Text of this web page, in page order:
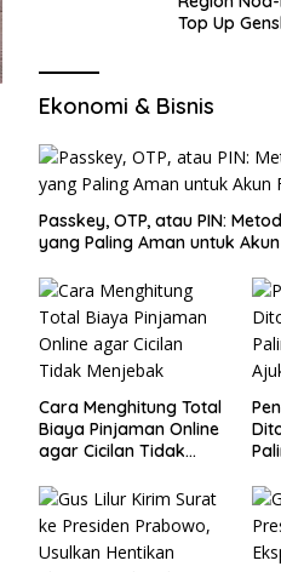
Top Up
Ekonomi & Bisnis
Passkey, OTP, atau PIN:
yang Paling Aman untuk
Cara Menghitung Total
Biaya Pinjaman Online
agar Cicilan Tidak